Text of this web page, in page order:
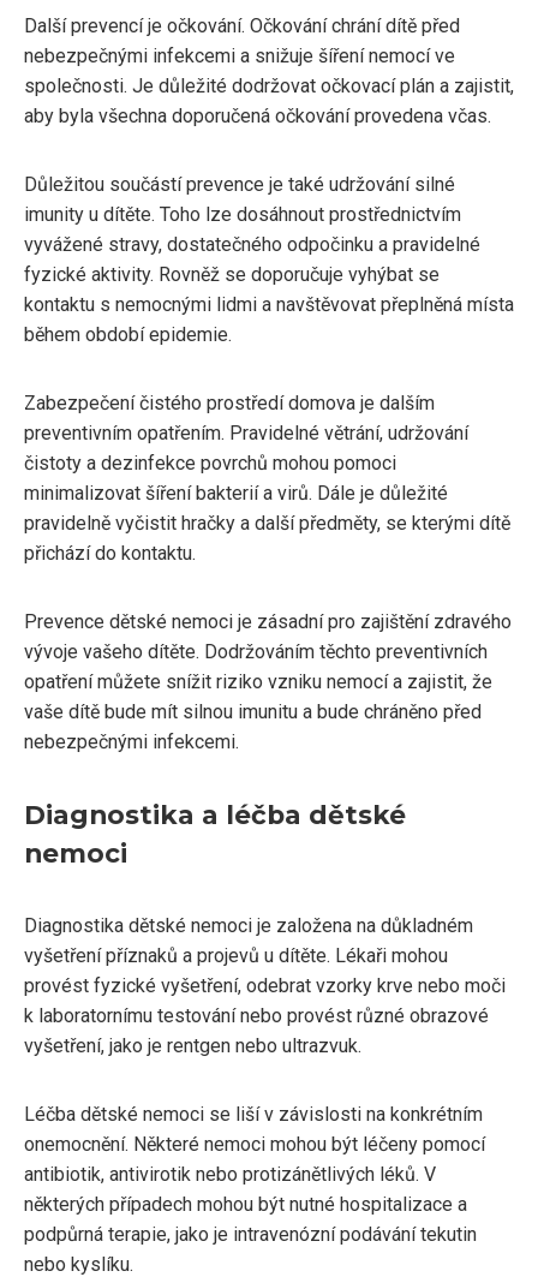
Další prevencí je očkování. Očkování chrání dítě před
nebezpečnými infekcemi a snižuje šíření nemocí ve
společnosti. Je důležité dodržovat očkovací plán a zajistit,
aby byla všechna doporučená očkování provedena včas.
Důležitou součástí prevence je také udržování silné
imunity u dítěte. Toho lze dosáhnout prostřednictvím
vyvážené stravy, dostatečného odpočinku a pravidelné
fyzické aktivity. Rovněž se doporučuje vyhýbat se
kontaktu s nemocnými lidmi a navštěvovat přeplněná místa
během období epidemie.
Zabezpečení čistého prostředí domova je dalším
preventivním opatřením. Pravidelné větrání, udržování
čistoty a dezinfekce povrchů mohou pomoci
minimalizovat šíření bakterií a virů. Dále je důležité
pravidelně vyčistit hračky a další předměty, se kterými dítě
přichází do kontaktu.
Prevence dětské nemoci je zásadní pro zajištění zdravého
vývoje vašeho dítěte. Dodržováním těchto preventivních
opatření můžete snížit riziko vzniku nemocí a zajistit, že
vaše dítě bude mít silnou imunitu a bude chráněno před
nebezpečnými infekcemi.
Diagnostika a léčba dětské
nemoci
Diagnostika dětské nemoci je založena na důkladném
vyšetření příznaků a projevů u dítěte. Lékaři mohou
provést fyzické vyšetření, odebrat vzorky krve nebo moči
k laboratornímu testování nebo provést různé obrazové
vyšetření, jako je rentgen nebo ultrazvuk.
Léčba dětské nemoci se liší v závislosti na konkrétním
onemocnění. Některé nemoci mohou být léčeny pomocí
antibiotik, antivirotik nebo protizánětlivých léků. V
některých případech mohou být nutné hospitalizace a
podpůrná terapie, jako je intravenózní podávání tekutin
nebo kyslíku.